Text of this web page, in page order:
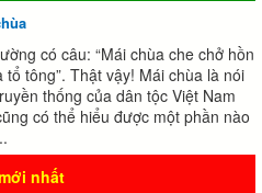
có câu: “Mái chùa che chở hồn
tông”. Thật vậy! Mái chùa là nói
thống của dân tộc Việt Nam
có thể hiểu được một phần nào
nhất